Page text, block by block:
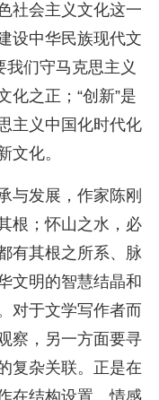
社会主义文化这一
设中华民族现代文
我们守马克思主义
化之正；“创新”是
主义中国化时代化
文化。
与发展，作家陈刚
根；怀山之水，必
有其根之所系、脉
文明的智慧结晶和
对于文学写作者而
察，另一方面要寻
复杂关联。正是在